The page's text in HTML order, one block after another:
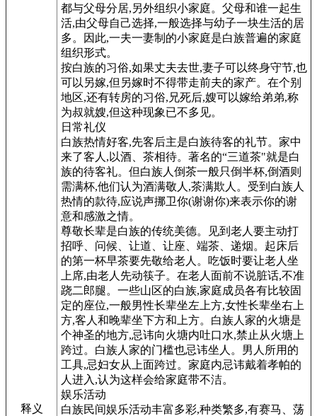
释义
都与父母分居,另外组织小家庭。父母和谁一起生
活,由父母自己选择,一般选择与幼子一块生活的居
多。因此,一夫一妻制的小家庭是白族普遍的家庭
组织形式。
按白族的习俗,如果丈夫去世,妻子可以终身守节,也
可以另嫁,但另嫁时不得带走前夫的家产。在个别
地区,还有转房的习俗,兄死后,嫂可以嫁给弟弟,称
为叔就嫂,但这种现象已不多见。
日常礼仪
白族热情好客,先客后主是白族待客的礼节。家中
来了客人,以酒、茶相待。著名的“三道茶"就是白
族的待客礼。但白族人倒茶一般只倒半杯,倒酒则
需满杯,他们认为酒满敬人,茶满欺人。受到白族人
热情的款待,应说声挪卫你(谢谢你)来表示你的谢
意和感激之情。
尊敬长辈是白族的传统美德。见到老人要主动打
招呼、问候、让道、让座、端茶、递烟。起床后
的第一杯早茶要先敬给老人。吃饭时要让老人坐
上席,由老人先动筷子。在老人面前不说脏话,不准
跷二郎腿。一些山区的白族,家庭成员各有比较固
定的座位,一般男性长辈坐左上方,女性长辈坐右上
方,客人和晚辈坐下方和上方。白族人家的火塘是
个神圣的地方,忌讳向火塘内吐口水,禁止从火塘上
跨过。白族人家的门槛也忌讳坐人。男人所用的
工具,忌妇女从上面跨过。家庭内忌讳戴着孝帕的
人进入,认为这样会给家庭带不洁。
娱乐活动
白族民间娱乐活动丰富多彩,种类繁多,有赛马、荡